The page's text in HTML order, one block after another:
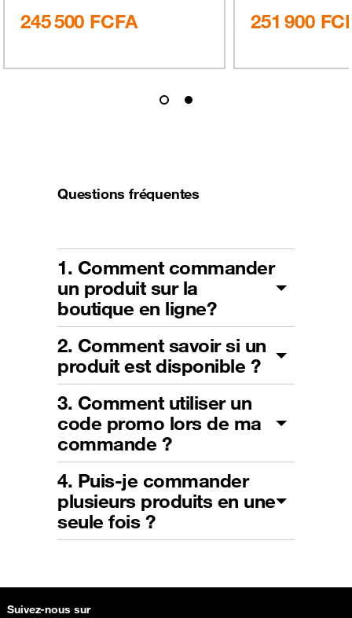
245 500 FCFA 251 900
Questions fréquentes
1. Comment commander
un produit sur la
boutique en ligne?
2. Comment savoir si un
produit est disponible ?
3. Comment utiliser un
code promo lors de ma
commande ?
4. Puis-je commander
plusieurs produits en une
seule fois ?
Suivez-nous sur